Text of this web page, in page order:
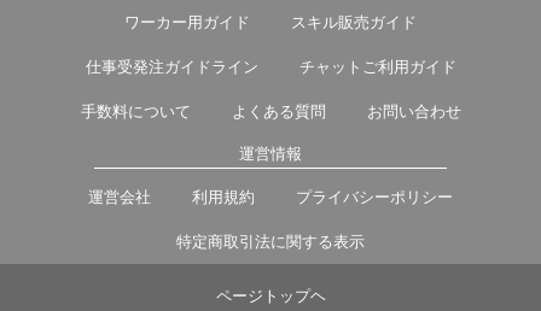
ワーカー用ガイド スキル販売ガイド
仕事受発注ガイドライン チャットご利用ガイド
手数料について よくある質問 お問い合わせ
運営情報
運営会社 利用規約 プライバシーポリシー
特定商取引法に関する表示
ページトップヘ